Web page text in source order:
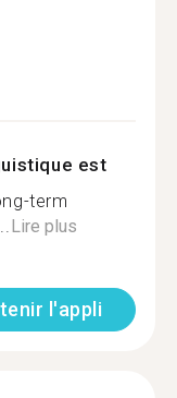
est
term
Lire plus
l'appli